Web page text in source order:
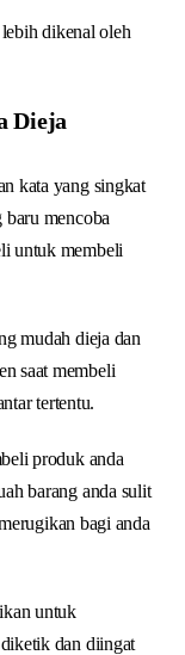
lebih dikenal oleh
Dieja
kata yang singkat
mencoba
untuk membeli
mudah dieja dan
saat membeli
tertentu.
produk anda
barang anda sulit
bagi anda
untuk
dan diingat